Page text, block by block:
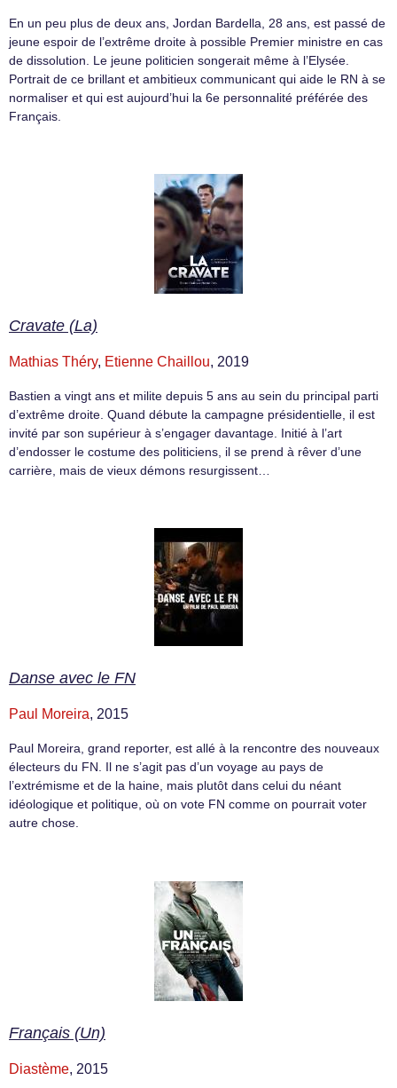
En un peu plus de deux ans, Jordan Bardella, 28 ans, est passé de
jeune espoir de l’extrême droite à possible Premier ministre en cas
de dissolution. Le jeune politicien songerait même à l’Elysée.
Portrait de ce brillant et ambitieux communicant qui aide le RN à se
normaliser et qui est aujourd’hui la 6e personnalité préférée des
Français.
Cravate (La)
Mathias Théry, Etienne Chaillou, 2019
Bastien a vingt ans et milite depuis 5 ans au sein du principal parti
d’extrême droite. Quand débute la campagne présidentielle, il est
invité par son supérieur à s’engager davantage. Initié à l’art
d’endosser le costume des politiciens, il se prend à rêver d’une
carrière, mais de vieux démons resurgissent…
Danse avec le FN
Paul Moreira, 2015
Paul Moreira, grand reporter, est allé à la rencontre des nouveaux
électeurs du FN. Il ne s’agit pas d’un voyage au pays de
l’extrémisme et de la haine, mais plutôt dans celui du néant
idéologique et politique, où on vote FN comme on pourrait voter
autre chose.
Français (Un)
Diastème, 2015